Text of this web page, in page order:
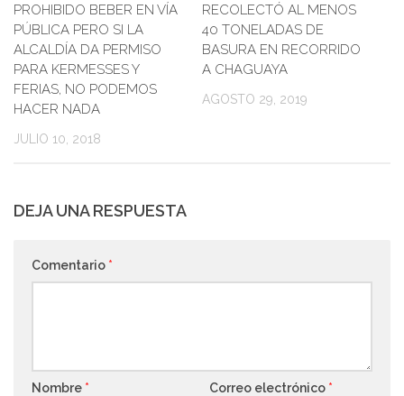
PROHIBIDO BEBER EN VÍA
PÚBLICA PERO SI LA
ALCALDÍA DA PERMISO
PARA KERMESSES Y
FERIAS, NO PODEMOS
HACER NADA
JULIO 10, 2018
RECOLECTÓ AL MENOS
40 TONELADAS DE
BASURA EN RECORRIDO
A CHAGUAYA
AGOSTO 29, 2019
DEJA UNA RESPUESTA
Comentario *
Nombre * Correo electrónico *